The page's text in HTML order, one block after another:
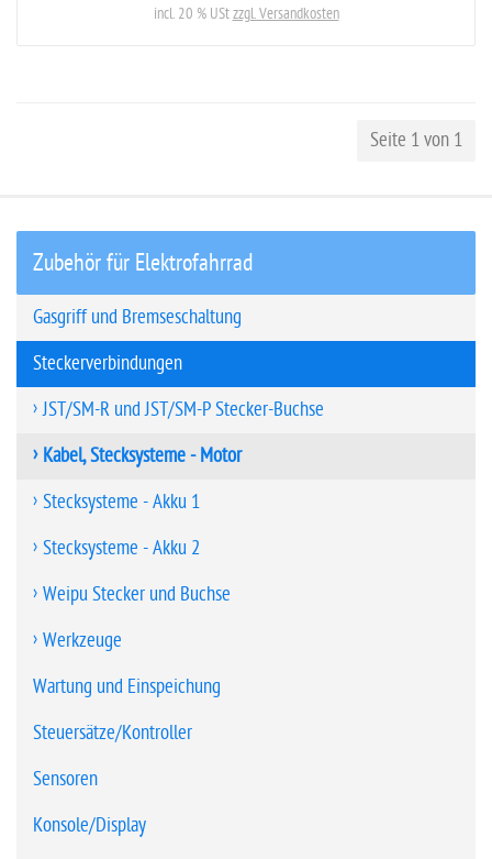
incl. 20 % UStzzgl. Versandkosten
Seite 1 von 1
Zubehör für Elektrofahrrad
Gasgriff und Bremseschaltung
Steckerverbindungen
JST/SM-R und JST/SM-P Stecker-Buchse
Kabel, Stecksysteme - Motor
Stecksysteme - Akku 1
Stecksysteme - Akku 2
Weipu Stecker und Buchse
Werkzeuge
Wartung und Einspeichung
Steuersätze/Kontroller
Sensoren
Konsole/Display